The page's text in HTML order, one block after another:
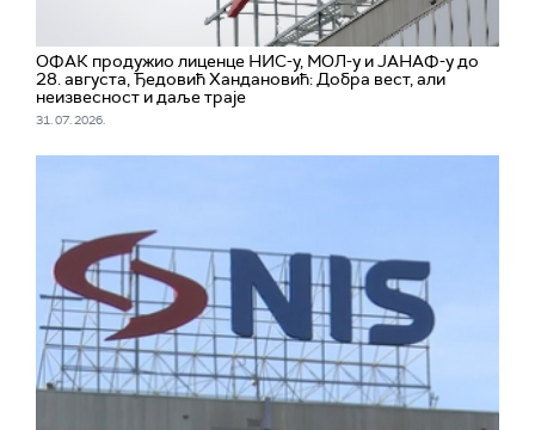
ОФАК продужио лиценце НИС-у, МОЛ-у и ЈАНАФ-у до
28. августа, Ђедовић Хандановић: Добра вест, али
неизвесност и даље траје
31. 07. 2026.